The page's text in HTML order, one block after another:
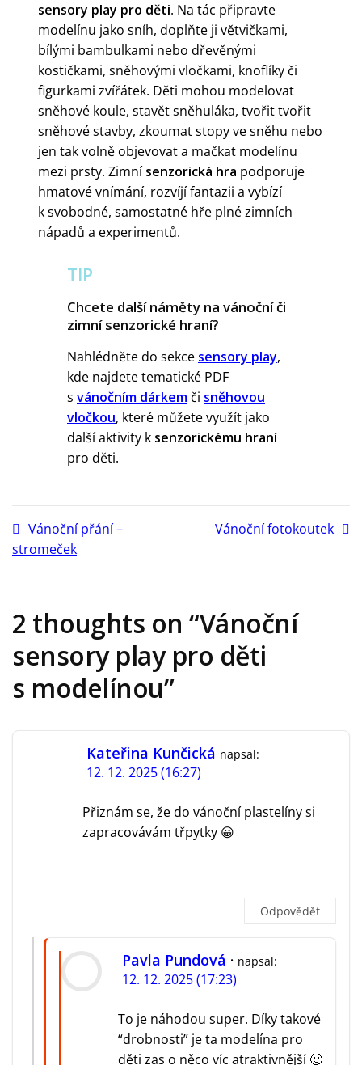
sensory play pro děti. Na tác připravte
modelínu jako sníh, doplňte ji větvičkami,
bílými bambulkami nebo dřevěnými
kostičkami, sněhovými vločkami, knoflíky či
figurkami zvířátek. Děti mohou modelovat
sněhové koule, stavět sněhuláka, tvořit tvořit
sněhové stavby, zkoumat stopy ve sněhu nebo
jen tak volně objevovat a mačkat modelínu
mezi prsty. Zimnísenzorická hra podporuje
hmatové vnímání, rozvíjí fantazii a vybízí
k svobodné, samostatné hře plné zimních
nápadů a experimentů.
TIP
Chcete další náměty na vánoční či
zimní senzorické hraní?
Nahlédněte do sekce sensory play,
kde najdete tematické PDF
s vánočním dárkem či sněhovou
vločkou, které můžete využít jako
další aktivity k senzorickému hraní
pro děti.
Vánoční přání –
stromeček
Vánoční fotokoutek
2 thoughts on “Vánoční
sensory play pro děti
s modelínou”
Kateřina Kunčická napsal:
12. 12. 2025 (16:27)
Přiznám se, že do vánoční plastelíny si
zapracovávám třpytky 😀
Odpovědět
Pavla Pundová napsal:
12. 12. 2025 (17:23)
To je náhodou super. Díky takové
“drobnosti” je ta modelína pro
děti zas o něco víc atraktivnější 🙂